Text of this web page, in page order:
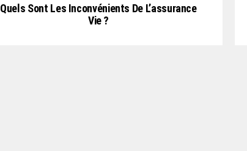
Quels Sont Les Inconvénients De L’assurance
Vie ?